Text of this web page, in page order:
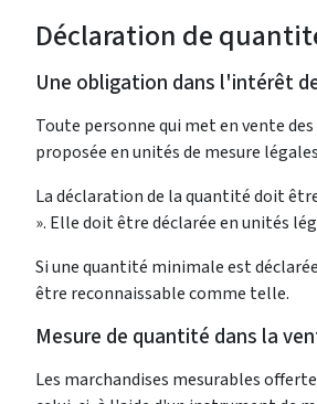
Déclaration de
Une obligation dans l'intérêt
Toute personne qui met en vente
proposée en unités de mesure
La déclaration de la quantité doit
». Elle doit être déclarée en unités
Si une quantité minimale est
être reconnaissable comme telle.
Mesure de quantité dans la
Les marchandises mesurables